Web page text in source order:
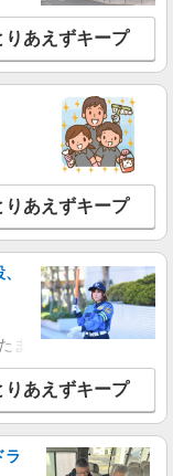
詳細を見る
イクラブ」 （東京
詳細を見る
ート】
都大田区山王1-40-
りあえずキープ
りあえずキープ
ま市岩槻区・久喜市・
りあえずキープ
ラ